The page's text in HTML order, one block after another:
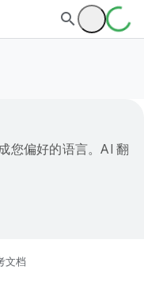
您偏好的语言。AI 翻
文档